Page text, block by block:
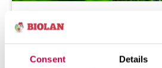
Consent Details
IK­KU­NA­KURK­KU –
KAS­VA­TUK­SES­SA
Ik­ku­na­kur­kun kyl­vö